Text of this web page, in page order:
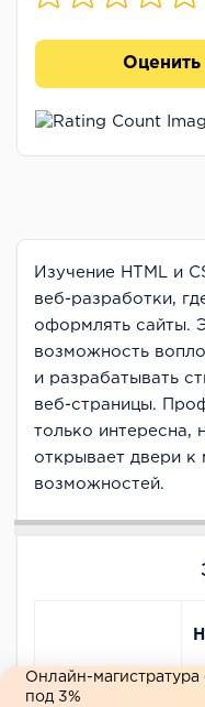
Оценить
Изучение HTML и
веб-разработки,
оформлять сайты.
возможность
и разрабатывать
веб-страницы.
только интересна,
открывает двери к
возможностей.
Минимальная
Онлайн-
под 3%